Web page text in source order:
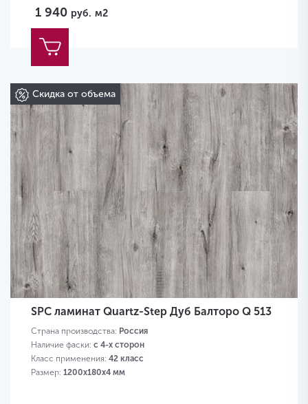
1 940 руб. м2
Скидка от объема
SPC ламинат Quartz-Step Дуб Балторо Q 513
Страна производства: Россия
Наличие фаски: с 4-х сторон
Класс применения: 42 класс
Размер: 1200х180х4 мм